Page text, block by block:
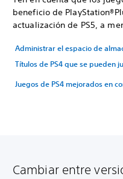
beneficio de
actualización de PS5, a
Administrar el espacio de
Títulos de PS4 que se pueden
Juegos de PS4 mejorados en
Cambiar entre